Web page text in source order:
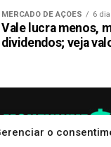
o
para investir em um
nos EUA.
total de 1 bilhão
os primeiros na
físicas,
MERCADO DE AÇÕES 6
Vale lucra menos,
dividendos; veja